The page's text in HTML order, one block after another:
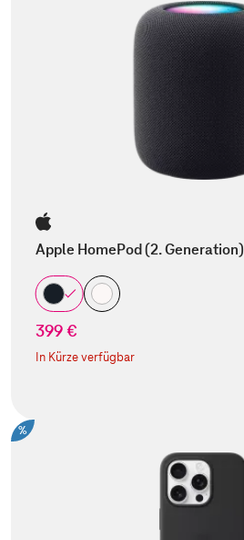
Apple HomePod (2. Generation)
399 €
In Kürze verfügbar
%